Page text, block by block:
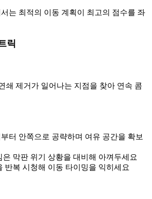
서는 최적의 이동 계획이 최고의 점수를 좌
릭
쇄 제거가 일어나는 지점을 찾아 연속 콤
터 안쪽으로 공략하며 여유 공간을 확보
은 막판 위기 상황을 대비해 아껴두세요
반복 시청해 이동 타이밍을 익히세요